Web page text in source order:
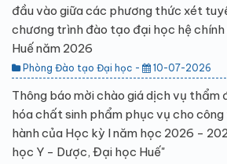
đầu vào giữa các phương thức xét
chương trình đào tạo đại học hệ
Huế năm 2026
Phòng Đào tạo Đại học - 10-07-2026
Thông báo mời chào giá dịch vụ thẩm
hóa chất sinh phẩm phục vụ cho
hành của Học kỳ I năm học 2026 -
học Y - Dược, Đại học Huế"